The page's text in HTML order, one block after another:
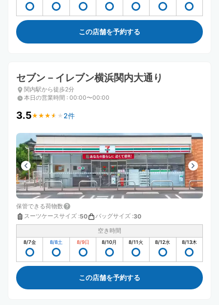
この店舗を予約する
セブン－イレブン横浜関内大通り
関内駅から徒歩2分
本日の営業時間 : 00:00〜00:00
3.5★ ★ ★ ★ ★
★ ★ ★ ★ ★ 2件
保管できる荷物数
スーツケースサイズ :50 バッグサイズ :30
空き時間
8/7金 8/8土 8/9日 8/10月 8/11火 8/12水 8/13木
この店舗を予約する